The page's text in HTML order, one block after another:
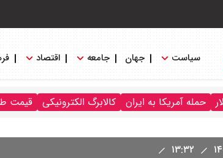
سیاست جهان جامعه اقتصاد
حمله آمریکا به ایران کالابرگ الکترونیکی قیمت